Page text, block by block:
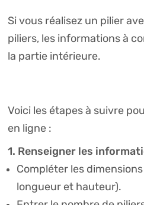
Si vous réalisez un pilier
piliers, les informations à
la partie intérieure.
Voici les étapes à suivre
en ligne :
1. Renseigner les
Compléter les
longueur et hauteur).